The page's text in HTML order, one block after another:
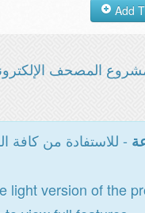
المصحف
- للاستفادة من كافة
light version of the